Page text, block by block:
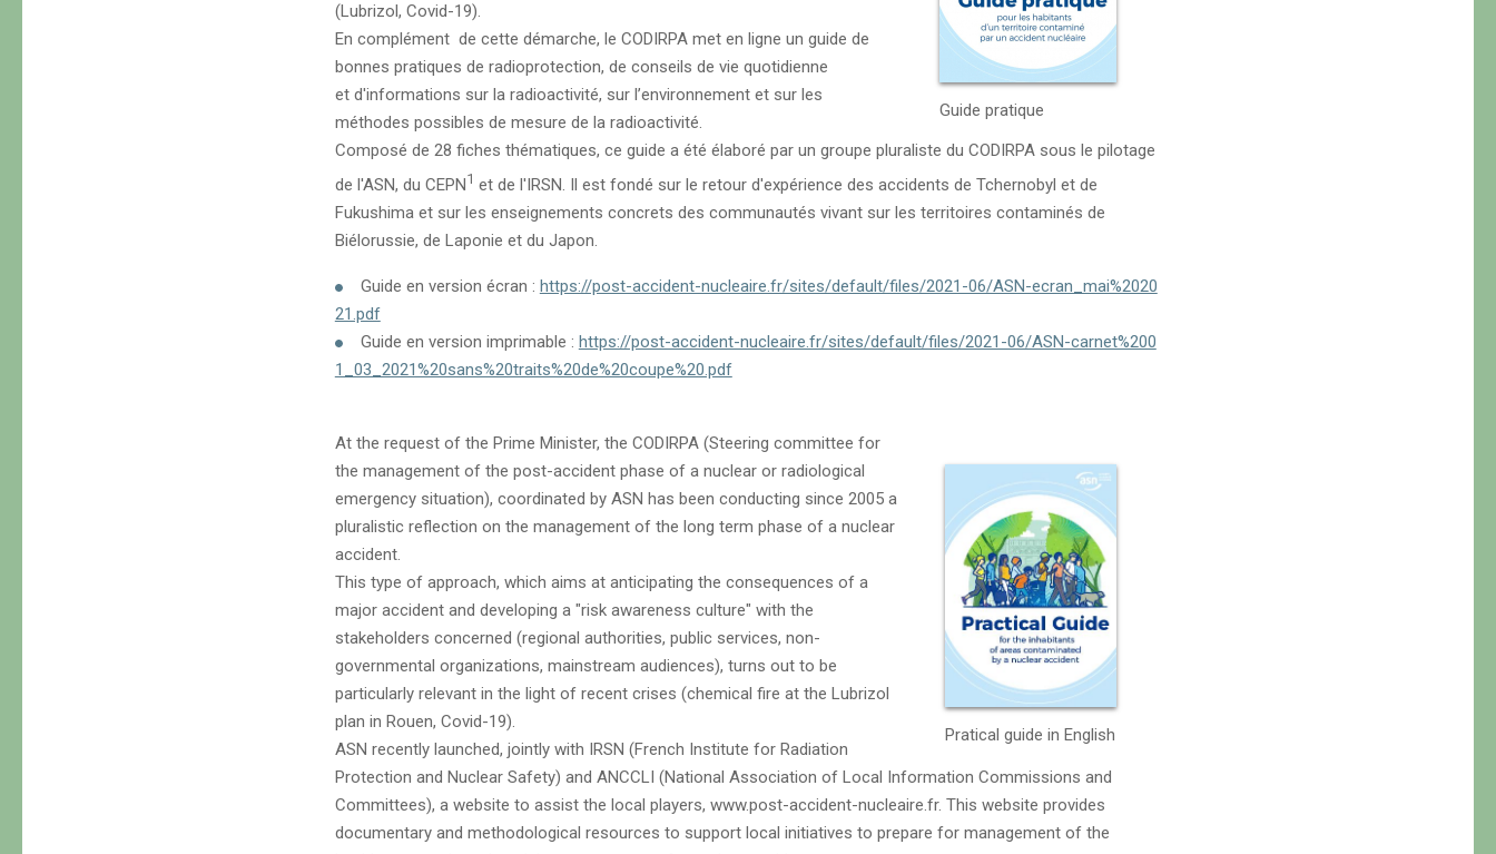
Guide pratique
(Lubrizol, Covid-19).
En complément de cette démarche, le CODIRPA met en ligne un guide de
bonnes pratiques de radioprotection, de conseils de vie quotidienne
et d'informations sur la radioactivité, sur l’environnement et sur les
méthodes possibles de mesure de la radioactivité.
Composé de 28 fiches thématiques, ce guide a été élaboré par un groupe pluraliste du CODIRPA sous le pilotage
de l'ASN, du CEPN1 et de l'IRSN. Il est fondé sur le retour d'expérience des accidents de Tchernobyl et de
Fukushima et sur les enseignements concrets des communautés vivant sur les territoires contaminés de
Biélorussie, de Laponie et du Japon.
Guide en version écran : https://post-accident-nucleaire.fr/sites/default/files/2021-06/ASN-ecran_mai%2020
21.pdf
Guide en version imprimable : https://post-accident-nucleaire.fr/sites/default/files/2021-06/ASN-carnet%200
1_03_2021%20sans%20traits%20de%20coupe%20.pdf
Pratical guide in English
At the request of the Prime Minister, the CODIRPA (Steering committee for
the management of the post-accident phase of a nuclear or radiological
emergency situation), coordinated by ASN has been conducting since 2005 a
pluralistic reflection on the management of the long term phase of a nuclear
accident.
This type of approach, which aims at anticipating the consequences of a
major accident and developing a "risk awareness culture" with the
stakeholders concerned (regional authorities, public services, non-
governmental organizations, mainstream audiences), turns out to be
particularly relevant in the light of recent crises (chemical fire at the Lubrizol
plan in Rouen, Covid-19).
ASN recently launched, jointly with IRSN (French Institute for Radiation
Protection and Nuclear Safety) and ANCCLI (National Association of Local Information Commissions and
Committees), a website to assist the local players, www.post-accident-nucleaire.fr. This website provides
documentary and methodological resources to support local initiatives to prepare for management of the